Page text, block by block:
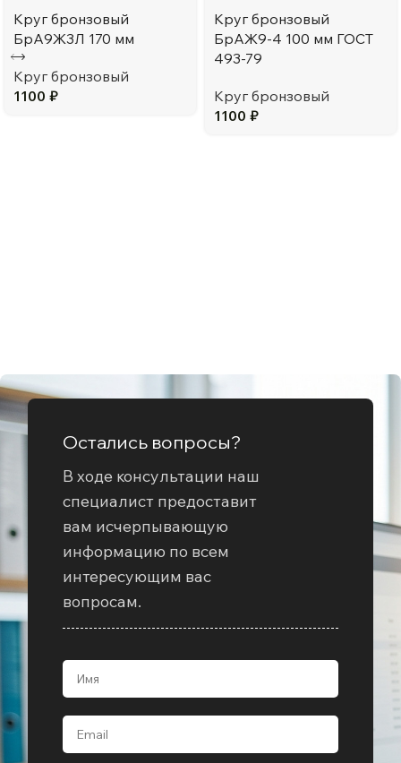
Круг бронзовый
БрА9Ж3Л 170 мм
Круг бронзовый
1100 ₽
Круг бронзовый
БрАЖ9-4 100 мм ГОСТ
493-79
Круг бронзовый
1100 ₽
Остались вопросы?
В ходе консультации наш
специалист предоставит
вам исчерпывающую
информацию по всем
интересующим вас
вопросам.